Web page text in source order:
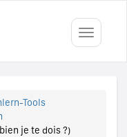
Toggle
Tools
je te dois ?)